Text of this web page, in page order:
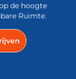
de hoogte
Ruimte.